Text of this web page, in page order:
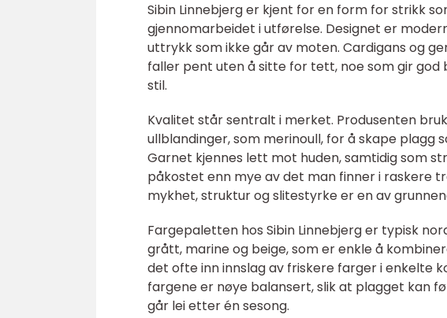
Sibin Linnebjerg er kjent for en form for strikk
gjennomarbeidet i utførelse. Designet er
uttrykk som ikke går av moten. Cardigans og
faller pent uten å sitte for tett, noe som gir
stil.
Kvalitet står sentralt i merket. Produsenten
ullblandinger, som merinoull, for å skape plagg
Garnet kjennes lett mot huden, samtidig som
påkostet enn mye av det man finner i raskere
mykhet, struktur og slitestyrke er en av
Fargepaletten hos Sibin Linnebjerg er typisk
grått, marine og beige, som er enkle å
det ofte inn innslag av friskere farger i enkelte
fargene er nøye balansert, slik at plagget kan
går lei etter én sesong.